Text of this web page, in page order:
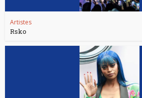
Artistes
Rsko